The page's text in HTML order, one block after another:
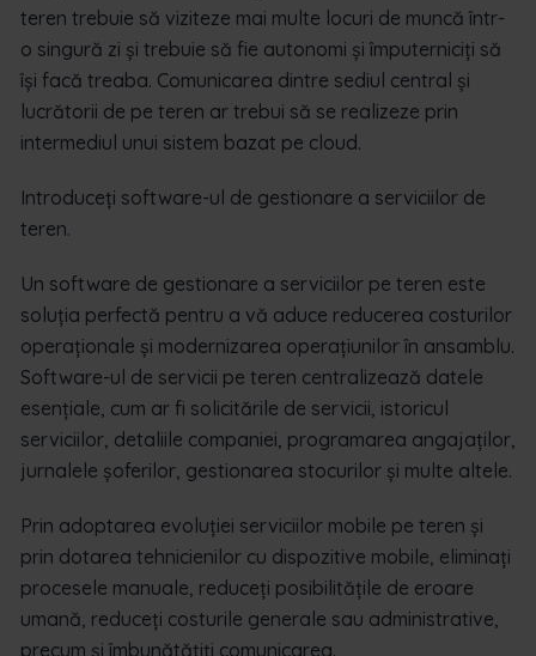
teren trebuie să viziteze mai multe locuri de muncă într-
o singură zi și trebuie să fie autonomi și împuterniciți să
își facă treaba. Comunicarea dintre sediul central și
lucrătorii de pe teren ar trebui să se realizeze prin
intermediul unui sistem bazat pe cloud.
Introduceți software-ul de gestionare a serviciilor de
teren.
Un software de gestionare a serviciilor pe teren este
soluția perfectă pentru a vă aduce reducerea costurilor
operaționale și modernizarea operațiunilor în ansamblu.
Software-ul de servicii pe teren centralizează datele
esențiale, cum ar fi solicitările de servicii, istoricul
serviciilor, detaliile companiei, programarea angajaților,
jurnalele șoferilor, gestionarea stocurilor și multe altele.
Prin adoptarea evoluției serviciilor mobile pe teren și
prin dotarea tehnicienilor cu dispozitive mobile, eliminați
procesele manuale, reduceți posibilitățile de eroare
umană, reduceți costurile generale sau administrative,
precum și îmbunătățiți comunicarea.